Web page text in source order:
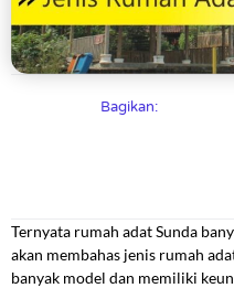
Bagikan:
Ternyata rumah adat Sunda
akan membahas jenis rumah
banyak model dan memiliki